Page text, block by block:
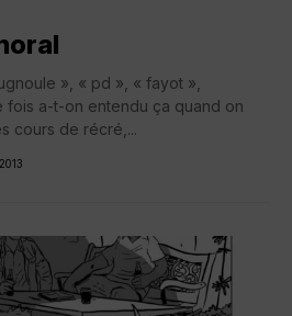
», « pd », « fayot »,
fois a-t-on entendu ça quand on
cours de récré,...